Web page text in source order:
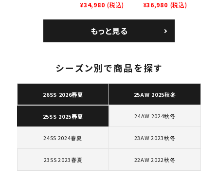
キーワードから探す
search
人気ワード 2026SS
Tシャツ・ロングスリーブ
ショルダー・ウエストバッグ
ボックスロゴ ブラックスウェット
カテゴリーから探す
SB Air Max 2 CB 94
ロー SP ホワイト
¥34,980 (税込)
Leather Shoulder
¥36,980 (税込)
もっと見る
シーズン別で商品を探す
26SS 2026春夏 25AW 2025秋冬
25SS 2025春夏 24AW 2024秋冬
24SS 2024春夏 23AW 2023秋冬
23SS 2023春夏 22AW 2022秋冬